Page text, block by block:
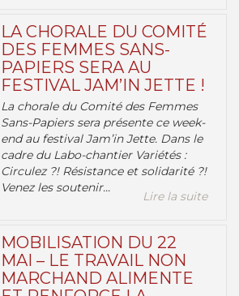
LA CHORALE DU COMITÉ
DES FEMMES SANS-
PAPIERS SERA AU
FESTIVAL JAM’IN JETTE !
La chorale du Comité des Femmes
Sans-Papiers sera présente ce week-
end au festival Jam’in Jette. Dans le
cadre du Labo-chantier Variétés :
Circulez ?! Résistance et solidarité ?!
Venez les soutenir...
Lire la suite
MOBILISATION DU 22
MAI – LE TRAVAIL NON
MARCHAND ALIMENTE